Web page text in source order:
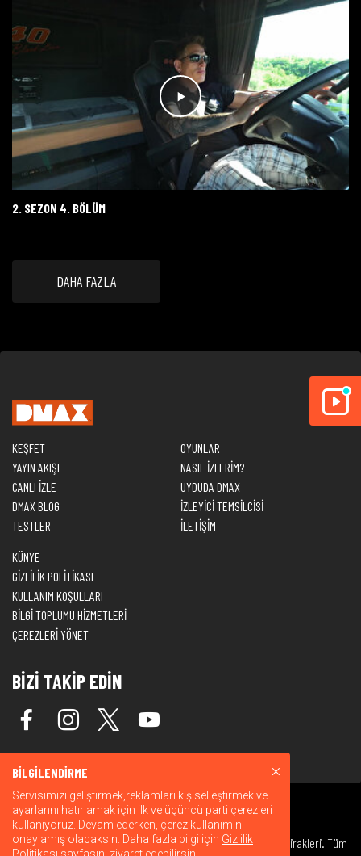
2. SEZON 4. BÖLÜM
DAHA FAZLA
KEŞFET
YAYIN AKIŞI
CANLI İZLE
DMAX BLOG
TESTLER
OYUNLAR
NASIL İZLERİM?
UYDUDA DMAX
İZLEYİCİ TEMSİLCİSİ
İLETİŞİM
KÜNYE
GİZLİLİK POLİTİKASI
KULLANIM KOŞULLARI
BİLGİ TOPLUMU HİZMETLERİ
ÇEREZLERİ YÖNET
BİZİ TAKİP EDİN
© 2026 Warner Bros. Discovery, Inc. veya bağlı kuruluşları ve iştirakleri. Tüm
BİLGİLENDİRME
Servisimizi geliştirmek,reklamları kişiselleştirmek ve
ayarlarını hatırlamak için ilk ve üçüncü parti çerezleri
kullanıyoruz. Devam ederken, çerez kullanımını
onaylamış olacaksın. Daha fazla bilgi için Gizlilik